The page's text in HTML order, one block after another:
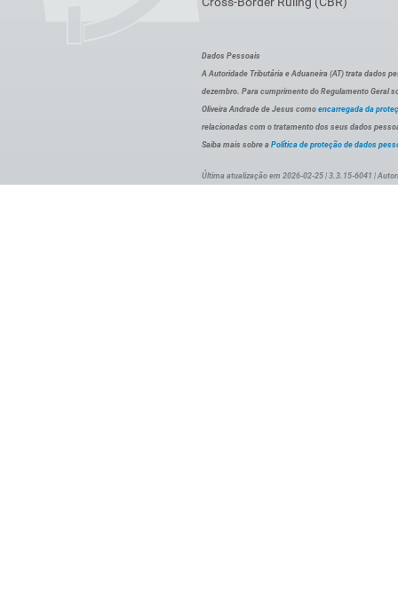
Dados Pessoais
A Autoridade Tributária e Aduaneira (AT) trata dados
dezembro. Para cumprimento do Regulamento Geral
Oliveira Andrade de Jesus como encarregada da
relacionadas com o tratamento dos seus dados
Saiba mais sobre a Política de proteção de dados
Última atualização em 2026-02-25 | 3.3.15-6041 |